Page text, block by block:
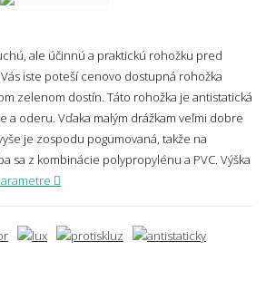
ale účinnú a praktickú rohožku pred
iste poteší cenovo dostupná rohožka
zelenom dostín. Táto rohožka je antistatická
a oderu. Vďaka malým drážkam veľmi dobre
je zospodu pogumovaná, takže na
sa z kombinácie polypropylénu a PVC. Výška